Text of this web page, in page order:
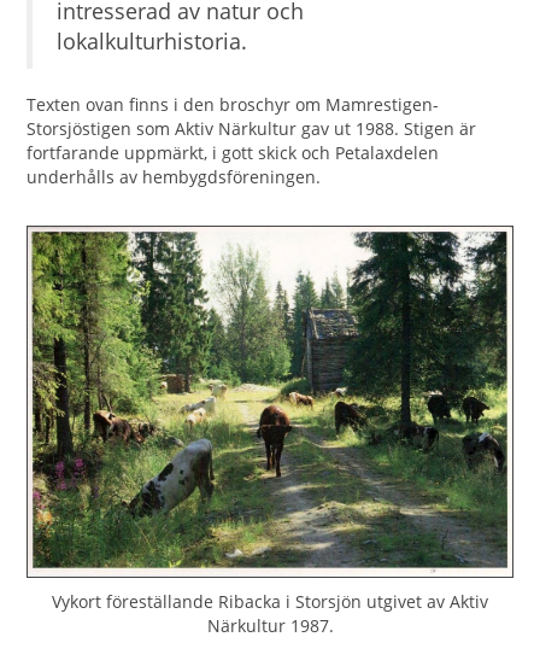
intresserad av natur och
lokalkulturhistoria.
Texten ovan finns i den broschyr om Mamrestigen-
Storsjöstigen som Aktiv Närkultur gav ut 1988. Stigen är
fortfarande uppmärkt, i gott skick och Petalaxdelen
underhålls av hembygdsföreningen.
Vykort föreställande Ribacka i Storsjön utgivet av Aktiv
Närkultur 1987.